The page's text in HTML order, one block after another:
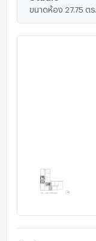
มาบุญครอง : 1.1 ก
พลาซ่า : 1.6 กม.-
Embassy : 2.4 กม
ขนาดห้อง 27.75 ตร.